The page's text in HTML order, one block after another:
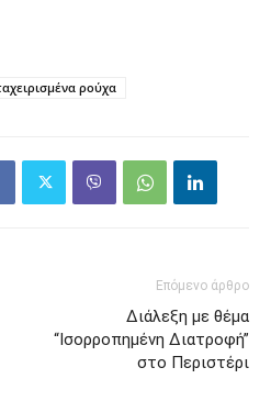
ρούχα
Επόμενο άρθρο
Διάλεξη με θέμα
“Ισορροπημένη Διατροφή”
στο Περιστέρι